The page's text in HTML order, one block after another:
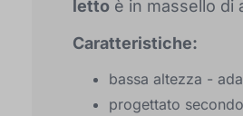
letto è in massello di
Caratteristiche:
bassa altezza -
progettato